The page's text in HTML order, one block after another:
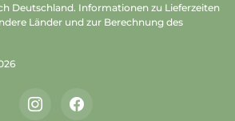
Deutschland. Informationen zu Lieferzeiten
Länder und zur Berechnung des
InstagramFacebook